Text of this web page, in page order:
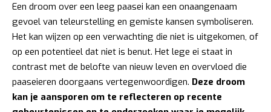
Een droom over een leeg paasei kan een onaangenaam
gevoel van teleurstelling en gemiste kansen symboliseren.
Het kan wijzen op een verwachting die niet is uitgekomen, of
op een potentieel dat niet is benut. Het lege ei staat in
contrast met de belofte van nieuw leven en overvloed die
paaseieren doorgaans vertegenwoordigen. Deze droom
kan je aansporen om te reflecteren op recente